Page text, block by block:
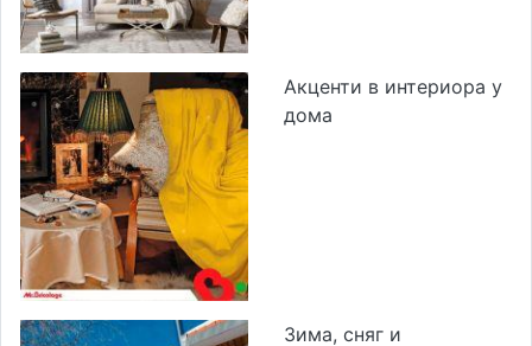
Акценти в интериора у
дома
Зима, сняг и